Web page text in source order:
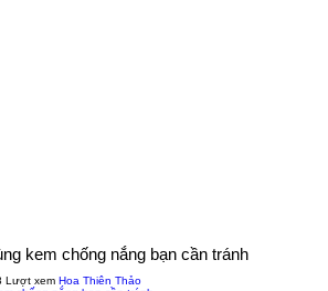
kem chống nắng bạn cần tránh
Lượt xem Hoa Thiên Thảo